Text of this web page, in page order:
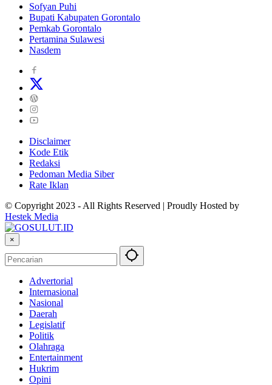
Sofyan Puhi
Bupati Kabupaten Gorontalo
Pemkab Gorontalo
Pertamina Sulawesi
Nasdem
Disclaimer
Kode Etik
Redaksi
Pedoman Media Siber
Rate Iklan
© Copyright 2023 - All Rights Reserved | Proudly Hosted by
Hestek Media
×
Advertorial
Internasional
Nasional
Daerah
Legislatif
Politik
Olahraga
Entertainment
Hukrim
Opini